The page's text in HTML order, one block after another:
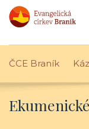
ČCE Braník